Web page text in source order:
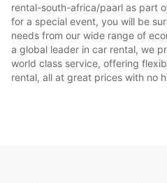
rental-south-africa/paarl as part
for a special event, you will be
needs from our wide range of
a global leader in car rental, we
world class service, offering
rental, all at great prices with no